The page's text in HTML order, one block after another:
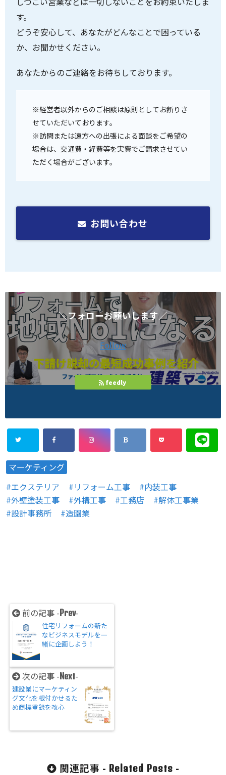
す。
どうぞ安心して、あなたがどんなことで困っている
か、お聞かせください。
あなたからのご連絡をお待ちしております。
※経営者以外からのご相談は原則としてお断りさ
せていただいております。
※訪問または遠方への出張による面談をご希望の
場合は、交通費・経費等を実費でご請求させてい
ただく場合がございます。
お問い合わせ
＼フォローお願いします／
Follow
feedly
マーケティング
エクステリア
リフォーム工事
内装工事
外壁塗装工事
外構工事 工務店
解体工事業
設計事務所
造園業
前の記事 -Prev-
住宅リフォームの新た
なビジネスモデルを一
緒に企画しよう！
次の記事 -Next-
建設業にマーケティン
グ文化を根付かせるた
め商標登録を改心
関連記事 - Related Posts -